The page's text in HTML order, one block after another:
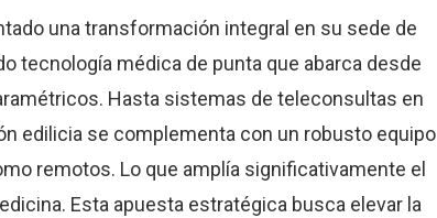
una transformación integral en su sede de
tecnología médica de punta que abarca desde
Hasta sistemas de teleconsultas en
edilicia se complementa con un robusto equipo
remotos. Lo que amplía significativamente el
Esta apuesta estratégica busca elevar la